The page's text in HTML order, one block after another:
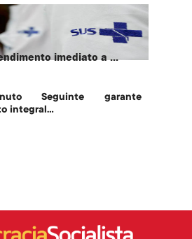
imediato a ...
Seguinte garante
integral...